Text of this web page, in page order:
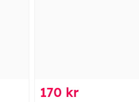
170 kr